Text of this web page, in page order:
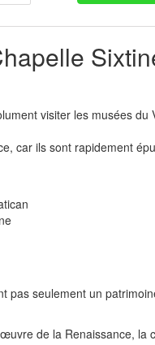
visiter les musées
car ils sont rapidement
pas seulement un
de la Renaissance,